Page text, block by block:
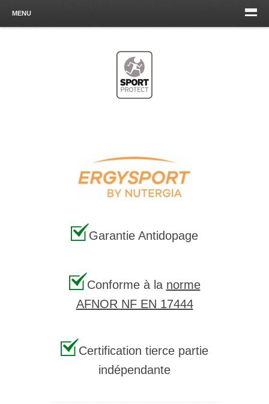
MENU
Garantie Antidopage
Conforme à la norme
AFNOR NF EN 17444
Certification tierce partie
indépendante